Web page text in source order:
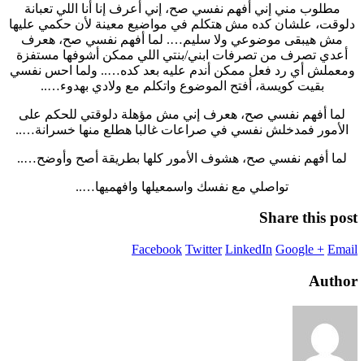
مطلوب مني إني أفهم نفسي صح، إني أعرف إنا أنا اللي تعبانة
دلوقت، علشان كده مش هتكلم في مواضيع معينة لأن حكمي عليها
مش هيبقى موضوعي ولا سليم…. لما أفهم نفسي صح، هعرف
أعدي تصرف من تصرفات ابني/بنتي اللي ممكن أشوفها مستفزة
ومعملش أي رد فعل ممكن أندم عليه بعد كده….. ولما احس نفسي
بقيت كويسة، أفتح الموضوع واتكلم مع ولادي بهدوء…..
لما أفهم نفسي صح، هعرف إني مش مؤهلة دلوقتي للحكم على
الأمور فمدخلش نفسي في صراعات غالبا هطلع منها خسرانة…..
لما أفهم نفسي صح، هشوف الأمور كلها بطريقة أصح وأوضح…..
تواصلي مع نفسك واسمعيلها وافهميها…..
Share this post
Facebook Twitter LinkedIn Google + Email
Author